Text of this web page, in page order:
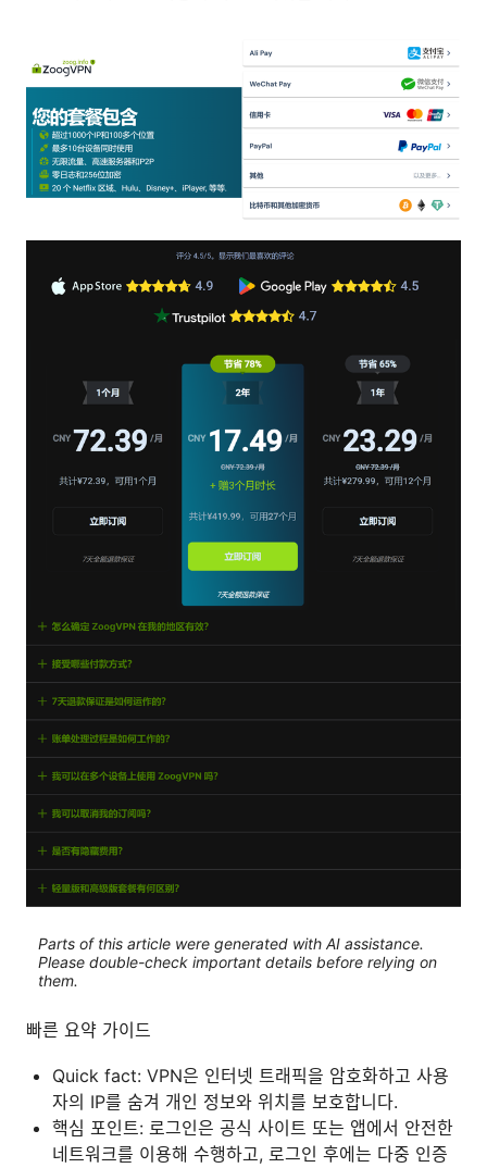
Parts of this article were generated with AI assistance.
Please double-check important details before relying on
them.
빠른 요약 가이드
Quick fact: VPN은 인터넷 트래픽을 암호화하고 사용
자의 IP를 숨겨 개인 정보와 위치를 보호합니다.
핵심 포인트: 로그인은 공식 사이트 또는 앱에서 안전한
네트워크를 이용해 수행하고, 로그인 후에는 다중 인증